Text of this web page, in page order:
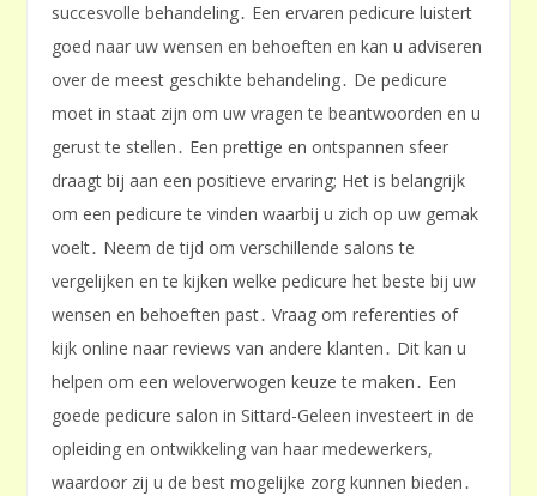
succesvolle behandeling․ Een ervaren pedicure luistert
goed naar uw wensen en behoeften en kan u adviseren
over de meest geschikte behandeling․ De pedicure
moet in staat zijn om uw vragen te beantwoorden en u
gerust te stellen․ Een prettige en ontspannen sfeer
draagt bij aan een positieve ervaring; Het is belangrijk
om een pedicure te vinden waarbij u zich op uw gemak
voelt․ Neem de tijd om verschillende salons te
vergelijken en te kijken welke pedicure het beste bij uw
wensen en behoeften past․ Vraag om referenties of
kijk online naar reviews van andere klanten․ Dit kan u
helpen om een weloverwogen keuze te maken․ Een
goede pedicure salon in Sittard-Geleen investeert in de
opleiding en ontwikkeling van haar medewerkers,
waardoor zij u de best mogelijke zorg kunnen bieden․